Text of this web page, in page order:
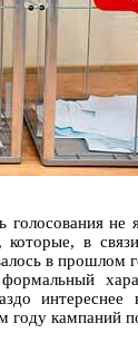
голосования
которые, в
в прошлом
кампаний